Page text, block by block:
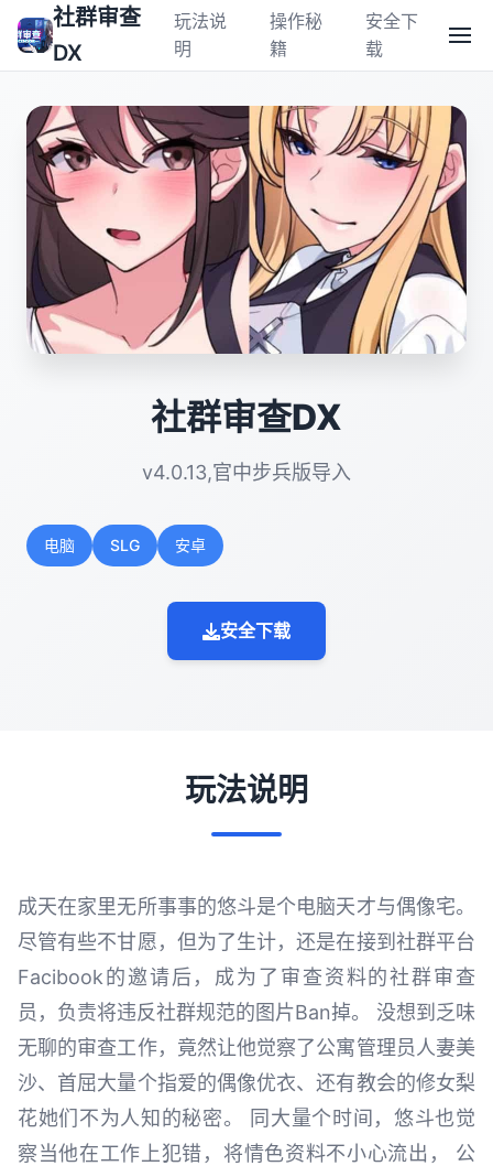
社群审查
DX
玩法说
明
操作秘
籍
安全下
载
社群审查DX
v4.0.13,官中步兵版导入
电脑 SLG 安卓
安全下载
玩法说明
成天在家里无所事事的悠斗是个电脑天才与偶像宅。
尽管有些不甘愿，但为了生计，还是在接到社群平台
Facibook的邀请后，成为了审查资料的社群审查
员，负责将违反社群规范的图片Ban掉。 没想到乏味
无聊的审查工作，竟然让他觉察了公寓管理员人妻美
沙、首屈大量个指爱的偶像优衣、还有教会的修女梨
花她们不为人知的秘密。 同大量个时间，悠斗也觉
察当他在工作上犯错，将情色资料不小心流出， 公